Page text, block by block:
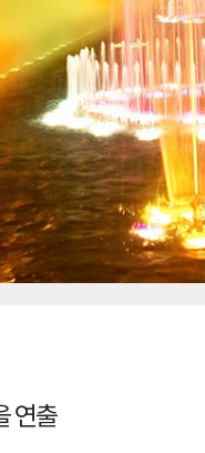
연출